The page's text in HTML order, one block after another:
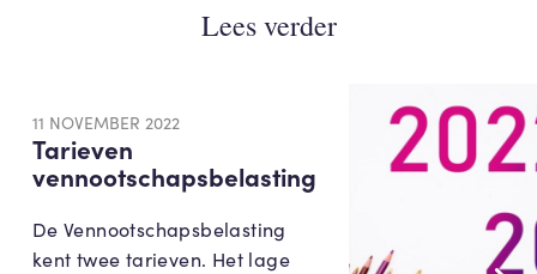
Lees verder
11 NOVEMBER 2022
Tarieven
vennootschapsbelasting
De Vennootschapsbelasting
kent twee tarieven. Het lage